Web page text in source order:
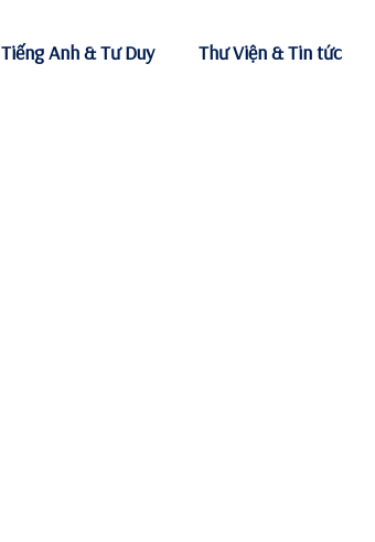
Tiếng Anh & Tư Duy Thư Viện & Tin tức